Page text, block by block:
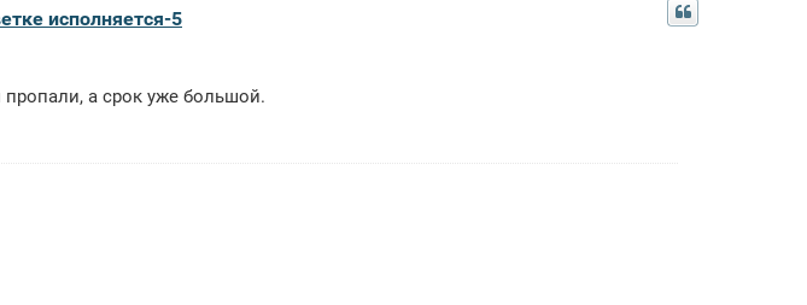
исполняется-5
а срок уже большой.